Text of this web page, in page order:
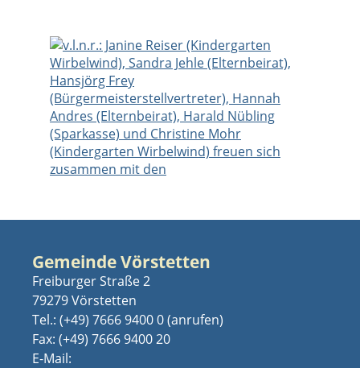
Gemeinde Vörstetten
Freiburger Straße 2
79279 Vörstetten
Tel.: (+49) 7666 9400 0
Fax: (+49) 7666 9400 20
E-Mail: